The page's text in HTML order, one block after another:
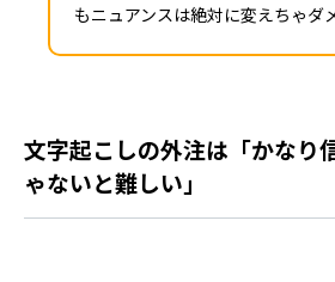
もニュアンスは絶対に変えちゃダ
文字起こしの外注は「かなり
ゃないと難しい」